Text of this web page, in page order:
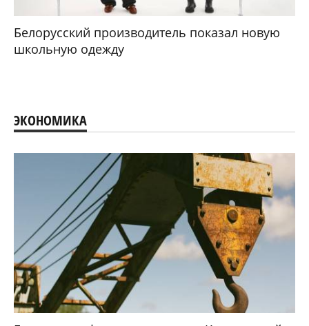
Белорусский производитель показал новую
школьную одежду
ЭКОНОМИКА